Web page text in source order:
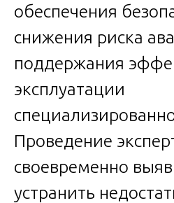
обеспечения
снижения риска
поддержания
эксплуатации
Проведение
своевременно
устранить